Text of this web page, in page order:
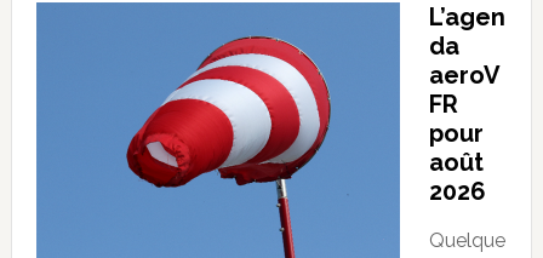
L’agen
da
aeroV
FR
pour
août
2026
Quelque